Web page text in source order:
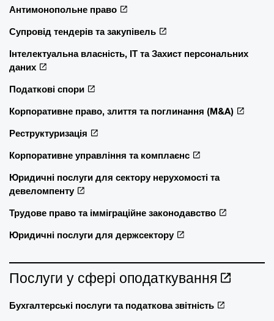
Антимонопольне право
Супровід тендерів та закупівель
Інтелектуальна власність, ІТ та Захист персональних
даних
Податкові спори
Корпоративне право, злиття та поглинання (M&A)
Реструктуризація
Корпоративне управління та комплаєнс
Юридичні послуги для сектору нерухомості та
девеломпенту
Трудове право та імміграційне законодавство
Юридичні послуги для держсектору
Послуги у сфері оподаткування
Бухгалтерські послуги та податкова звітність